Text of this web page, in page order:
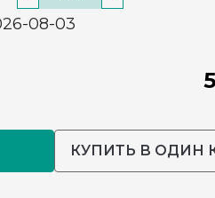
08-03
КУПИТЬ В ОДИН